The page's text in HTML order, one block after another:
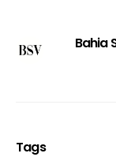
Bahia
Tags